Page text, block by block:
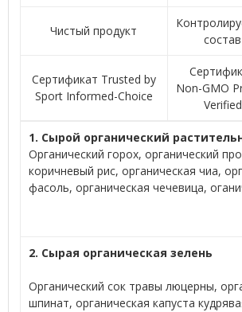
Чистый продукт
состав
Сертификат Trusted by
Sport Informed-Choice
Non-GMO
Verified
1. Сырой органический
Органический горох, органический
коричневый рис, органическая чиа,
фасоль, органическая чечевица,
2. Сырая органическая зелень
Органический сок травы люцерны,
шпинат, органическая капуста